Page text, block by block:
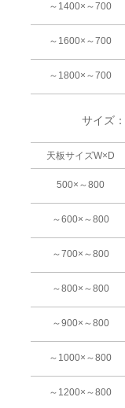
～1400×～700
～1600×～700
～1800×～700
サイズ：
天板サイズW×D
500×～800
～600×～800
～700×～800
～800×～800
～900×～800
～1000×～800
～1200×～800